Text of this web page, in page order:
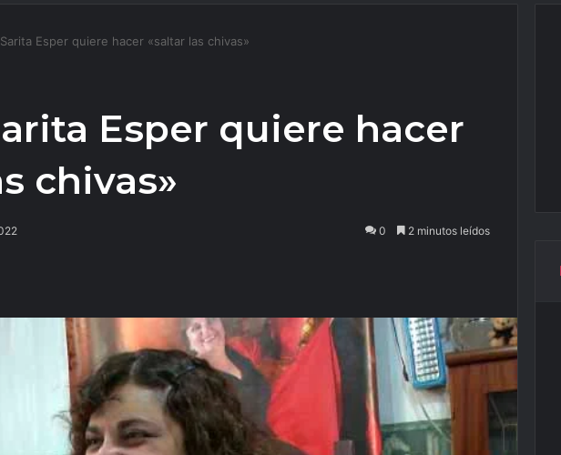
Esper quiere hacer «saltar las chivas»
Esper quiere hacer
chivas»
0 2 minutos leídos